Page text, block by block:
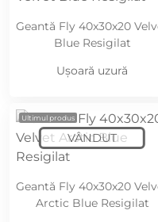
Geantă Fly 40x30x20
Blue Resigilat
Ușoară uzură
Ultimul produs
Geantă Fly 40x30x20
Arctic Blue Resigilat